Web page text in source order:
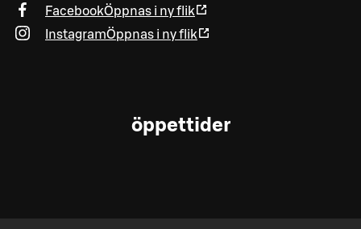
FacebookÖppnas i ny flik
InstagramÖppnas i ny flik
öppettider